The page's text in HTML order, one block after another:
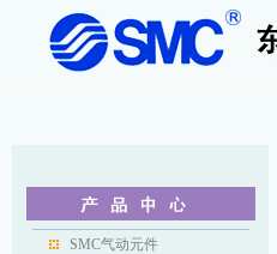
SMC气动元件